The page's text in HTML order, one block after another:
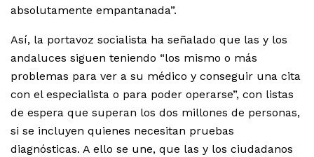
absolutamente empantanada”.
Así, la portavoz socialista ha señalado que las y los
andaluces siguen teniendo “los mismo o más
problemas para ver a su médico y conseguir una cita
con el especialista o para poder operarse”, con listas
de espera que superan los dos millones de personas,
si se incluyen quienes necesitan pruebas
diagnósticas. A ello se une, que las y los ciudadanos